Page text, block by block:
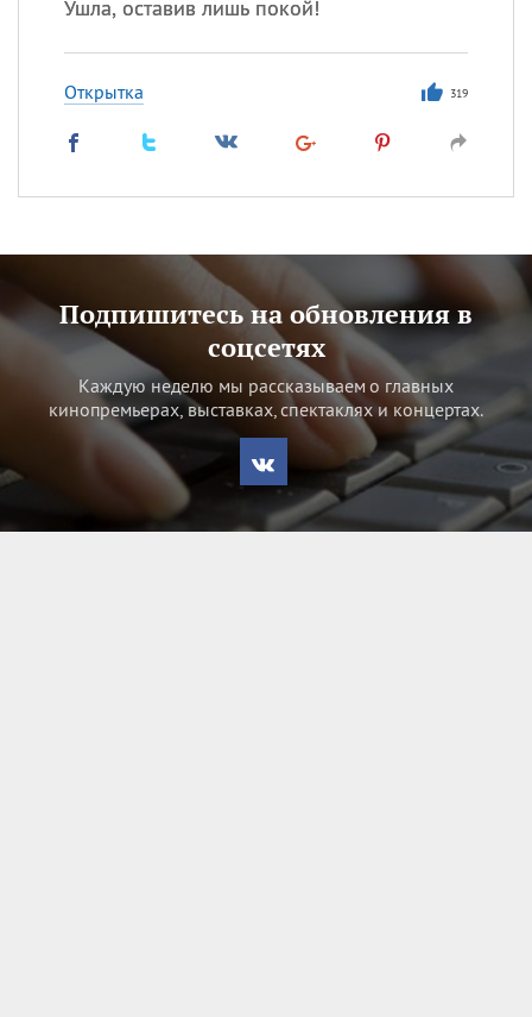
Ушла, оставив лишь покой!
Открытка 319
Подпишитесь на обновления в
соцсетях
Каждую неделю мы рассказываем о главных
кинопремьерах, выставках, спектаклях и концертах.